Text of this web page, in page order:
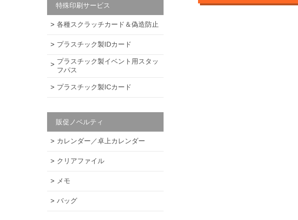
特殊印刷サービス
各種スクラッチカード＆偽造防止
プラスチック製IDカード
プラスチック製イベント用スタッ
フパス
プラスチック製ICカード
販促ノベルティ
カレンダー／卓上カレンダー
クリアファイル
メモ
バッグ